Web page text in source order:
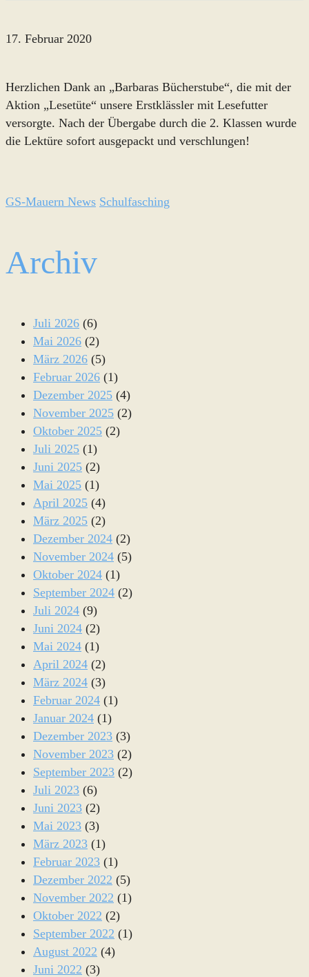
17. Februar 2020
Herzlichen Dank an „Barbaras Bücherstube“, die mit der
Aktion „Lesetüte“ unsere Erstklässler mit Lesefutter
versorgte. Nach der Übergabe durch die 2. Klassen wurde
die Lektüre sofort ausgepackt und verschlungen!
GS-Mauern News Schulfasching
Archiv
Juli 2026 (6)
Mai 2026 (2)
März 2026 (5)
Februar 2026 (1)
Dezember 2025 (4)
November 2025 (2)
Oktober 2025 (2)
Juli 2025 (1)
Juni 2025 (2)
Mai 2025 (1)
April 2025 (4)
März 2025 (2)
Dezember 2024 (2)
November 2024 (5)
Oktober 2024 (1)
September 2024 (2)
Juli 2024 (9)
Juni 2024 (2)
Mai 2024 (1)
April 2024 (2)
März 2024 (3)
Februar 2024 (1)
Januar 2024 (1)
Dezember 2023 (3)
November 2023 (2)
September 2023 (2)
Juli 2023 (6)
Juni 2023 (2)
Mai 2023 (3)
März 2023 (1)
Februar 2023 (1)
Dezember 2022 (5)
November 2022 (1)
Oktober 2022 (2)
September 2022 (1)
August 2022 (4)
Juni 2022 (3)